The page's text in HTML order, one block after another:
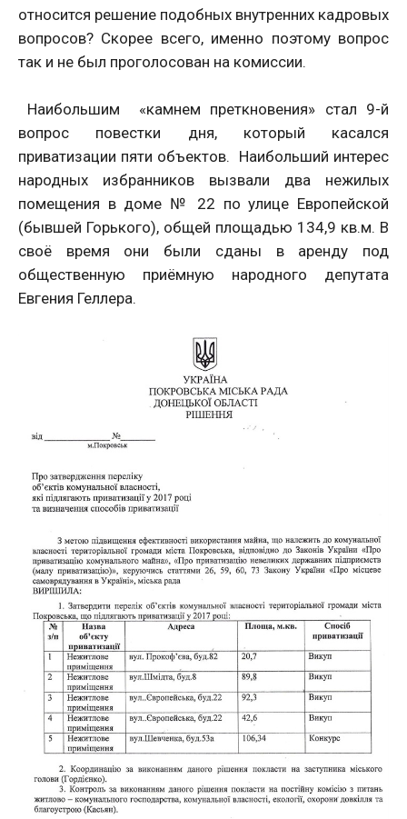
относится решение подобных внутренних кадровых
вопросов? Скорее всего, именно поэтому вопрос
так и не был проголосован на комиссии.
Наибольшим «камнем преткновения» стал 9-й
вопрос повестки дня, который касался
приватизации пяти объектов. Наибольший интерес
народных избранников вызвали два нежилых
помещения в доме № 22 по улице Европейской
(бывшей Горького), общей площадью 134,9 кв.м. В
своё время они были сданы в аренду под
общественную приёмную народного депутата
Евгения Геллера.